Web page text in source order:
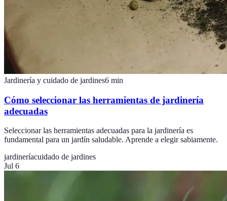
Jardinería y cuidado de jardines6 min
Cómo seleccionar las herramientas de jardinería
adecuadas
Seleccionar las herramientas adecuadas para la jardinería es
fundamental para un jardín saludable. Aprende a elegir sabiamente.
jardineríacuidado de jardines
Jul 6